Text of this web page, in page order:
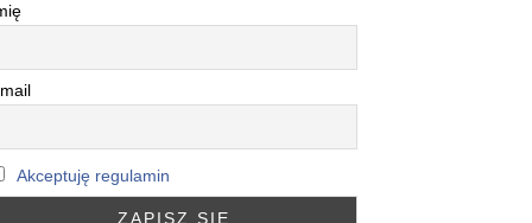
Akceptuję regulamin